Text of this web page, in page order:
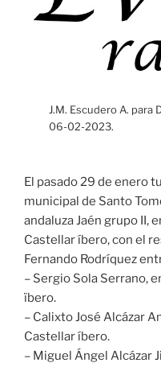
J.M. Escudero A. para
06-02-2023.
El pasado 29 de enero
municipal de Santo
andaluza Jaén grupo II,
Castellar íbero, con el
Fernando Rodríquez
– Sergio Sola Serrano,
ïbero.
– Calixto José Alcázar
Castellar íbero.
– Miguel Ángel Alcázar